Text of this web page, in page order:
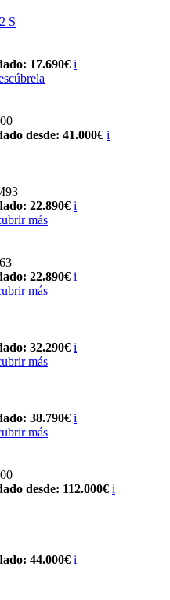
S
17.690€ i
desde: 41.000€ i
22.890€ i
más
22.890€ i
más
32.290€ i
más
38.790€ i
más
desde: 112.000€ i
44.000€ i